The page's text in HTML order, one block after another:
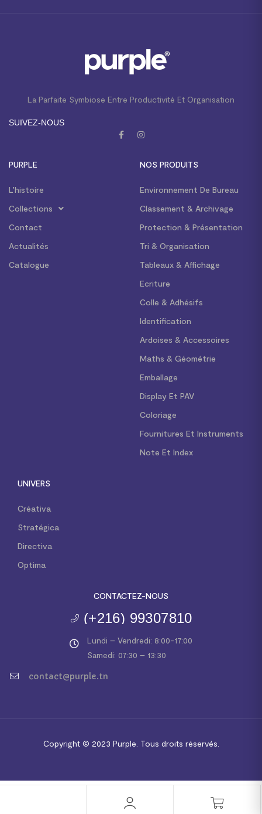
La Parfaite Symbiose Entre Productivité Et Organisation
SUIVEZ-NOUS
PURPLE
L’histoire
Collections
Contact
Actualités
Catalogue
NOS PRODUITS
Environnement De Bureau
Classement & Archivage
Protection & Présentation
Tri & Organisation
Tableaux & Affichage
Ecriture
Colle & Adhésifs
Identification
Ardoises & Accessoires
Maths & Géométrie
Emballage
Display Et PAV
Coloriage
Fournitures Et Instruments
Note Et Index
UNIVERS
Créativa
Stratégica
Directiva
Optima
CONTACTEZ-NOUS
(+216) 99307810
Lundi – Vendredi: 8:00-17:00
Samedi: 07:30 – 13:30
contact@purple.tn
Copyright © 2023 Purple. Tous droits réservés.